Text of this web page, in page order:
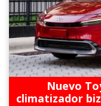
Nuevo
climatizador